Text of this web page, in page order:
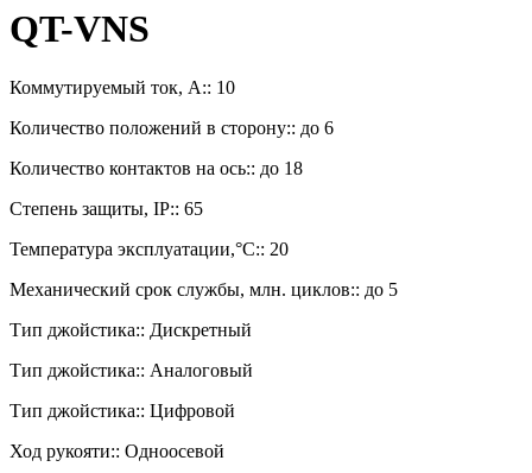
QT-VNS
Коммутируемый ток, А:: 10
Количество положений в сторону:: до 6
Количество контактов на ось:: до 18
Степень защиты, IP:: 65
Температура эксплуатации,°C:: 20
Механический срок службы, млн. циклов:: до 5
Тип джойстика:: Дискретный
Тип джойстика:: Аналоговый
Тип джойстика:: Цифровой
Ход рукояти:: Одноосевой